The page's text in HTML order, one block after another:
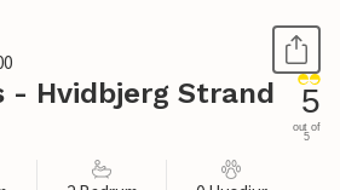
- Hvidbjerg Strand
5
out of
5